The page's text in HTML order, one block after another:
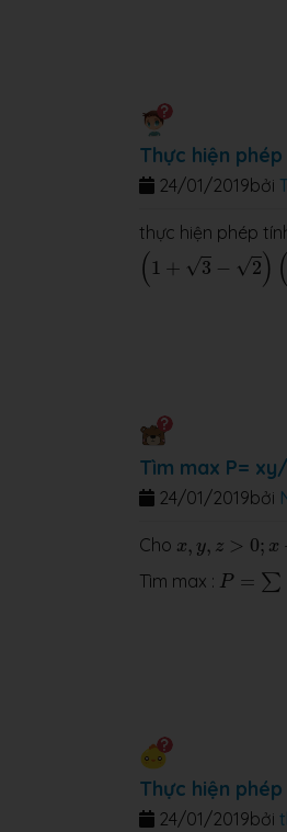
Thực hiện
bởi
24/01/2019
thực hiện phép
( 1 + √3 − √2) (
(1 )( 1 +2)
Tìm max P=
bởi
24/01/2019
Cho x, y, z > 0; x
x y, > 0 x+ y+
Tìm max : P = ∑
x
Thực hiện
bởi
24/01/2019